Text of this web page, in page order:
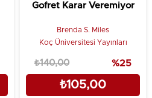
Gofret Karar Veremiyor
Brenda S. Miles
Koç Üniversitesi Yayınları
₺105,00
₺140,00 %25